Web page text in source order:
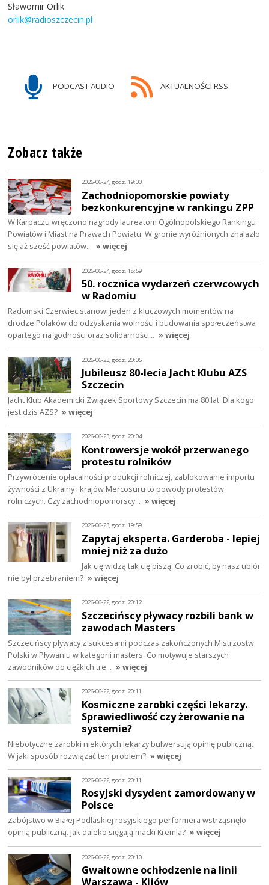
Sławomir Orlik
orlik@radioszczecin.pl
PODCAST AUDIO AKTUALNOŚCI RSS
Zobacz także
2026-06-24, godz. 19:00
Zachodniopomorskie powiaty
bezkonkurencyjne w rankingu ZPP
W Karpaczu wręczono nagrody laureatom Ogólnopolskiego Rankingu
Powiatów i Miast na Prawach Powiatu. W gronie wyróżnionych znalazło
się aż sześć powiatów… » więcej
2026-06-24, godz. 18:59
50. rocznica wydarzeń czerwcowych
w Radomiu
Radomski Czerwiec stanowi jeden z kluczowych momentów na
drodze Polaków do odzyskania wolności i budowania społeczeństwa
opartego na godności oraz solidarności… » więcej
2026-06-23, godz. 20:05
Jubileusz 80-lecia Jacht Klubu AZS
Szczecin
Jacht Klub Akademicki Związek Sportowy Szczecin ma 80 lat. Dla kogo
jest dzis AZS? » więcej
2026-06-23, godz. 20:04
Kontrowersje wokół przerwanego
protestu rolników
Przywrócenie opłacalności produkcji rolniczej, zablokowanie importu
żywności z Ukrainy i krajów Mercosuru to powody protestów
rolniczych. Czy zachodniopomorscy… » więcej
2026-06-23, godz. 19:59
Zapytaj eksperta. Garderoba - lepiej
mniej niż za dużo
Jak cię widzą tak cię piszą. Co zrobić, by nasz ubiór
nie był przebraniem? » więcej
2026-06-22, godz. 20:12
Szczecińscy pływacy rozbili bank w
zawodach Masters
Szczecińscy pływacy z sukcesami podczas zakończonych Mistrzostw
Polski w Pływaniu w kategorii masters. Co motywuje starszych
zawodników do ciężkich tre… » więcej
2026-06-22, godz. 20:11
Kosmiczne zarobki części lekarzy.
Sprawiedliwość czy żerowanie na
systemie?
Niebotyczne zarobki niektórych lekarzy bulwersują opinię publiczną.
W jaki sposób rozwiązać ten problem? » więcej
2026-06-22, godz. 20:11
Rosyjski dysydent zamordowany w
Polsce
Zabójstwo w Białej Podlaskiej rosyjskiego performera wstrząsnęło
opinią publiczną. Jak daleko sięgają macki Kremla? » więcej
2026-06-22, godz. 20:10
Gwałtowne ochłodzenie na linii
Warszawa - Kijów